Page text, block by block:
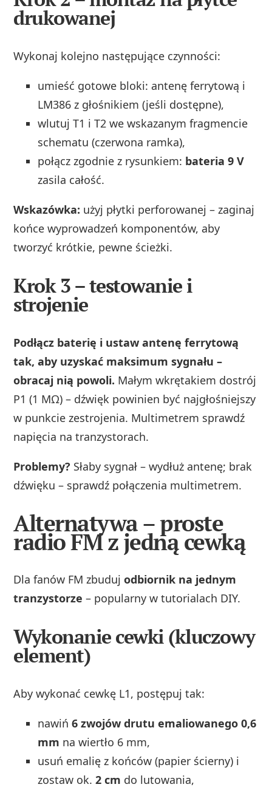
drukowanej
Wykonaj kolejno następujące czynności:
umieść gotowe bloki: antenę ferrytową i
LM386 z głośnikiem (jeśli dostępne),
wlutuj T1 i T2 we wskazanym fragmencie
schematu (czerwona ramka),
połącz zgodnie z rysunkiem: bateria 9 V
zasila całość.
Wskazówka: użyj płytki perforowanej – zaginaj
końce wyprowadzeń komponentów, aby
tworzyć krótkie, pewne ścieżki.
Krok 3 – testowanie i
strojenie
Podłącz baterię i ustaw antenę ferrytową
tak, aby uzyskać maksimum sygnału –
obracaj nią powoli. Małym wkrętakiem dostrój
P1 (1 MΩ) – dźwięk powinien być najgłośniejszy
w punkcie zestrojenia. Multimetrem sprawdź
napięcia na tranzystorach.
Problemy? Słaby sygnał – wydłuż antenę; brak
dźwięku – sprawdź połączenia multimetrem.
Alternatywa – proste
radio FM z jedną cewką
Dla fanów FM zbudujodbiornik na jednym
tranzystorze – popularny w tutorialach DIY.
Wykonanie cewki (kluczowy
element)
Aby wykonać cewkę L1, postępuj tak:
nawiń6 zwojów drutu emaliowanego 0,6
mm na wiertło 6 mm,
usuń emalię z końców (papier ścierny) i
zostaw ok.2 cm do lutowania,